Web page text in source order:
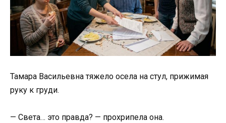
Тамара Васильевна тяжело осела на стул, прижимая
руку к груди.
— Света… это правда? — прохрипела она.